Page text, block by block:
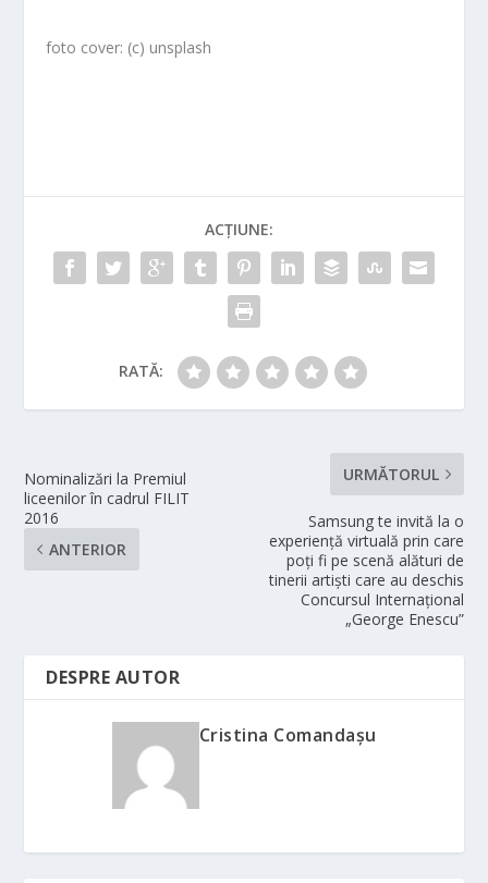
foto cover: (c) unsplash
ACȚIUNE:
RATĂ:
Nominalizări la Premiul
liceenilor în cadrul FILIT
2016
ANTERIOR
URMĂTORUL
Samsung te invită la o
experiență virtuală prin care
poți fi pe scenă alături de
tinerii artiști care au deschis
Concursul Internațional
„George Enescu”
DESPRE AUTOR
Cristina Comandaşu